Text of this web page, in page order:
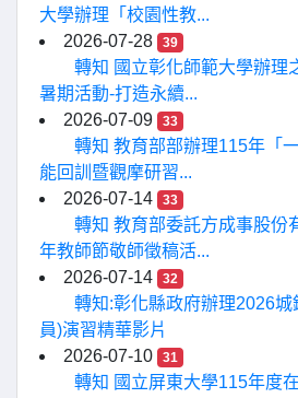
大學辦理「校園性教...
2026-07-28
39
轉知 國立彰化師範大學辦理
暑期活動-打造永續...
2026-07-09
33
轉知 教育部部辦理115年「
能回訓暨觀摩研習...
2026-07-14
33
轉知 教育部委託方成事股份
年教師節敬師徵稿活...
2026-07-14
32
轉知:彰化縣政府辦理2026城
員)演習精華影片
2026-07-10
31
轉知 國立屏東大學115年度